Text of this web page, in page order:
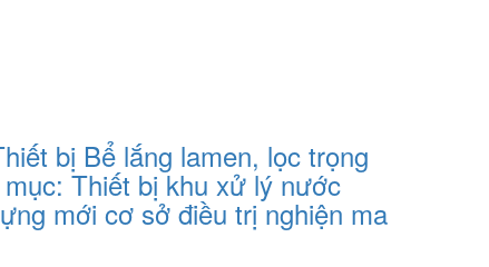
bị Bể lắng lamen, lọc trọng
Thiết bị khu xử lý nước
mới cơ sở điều trị nghiện ma